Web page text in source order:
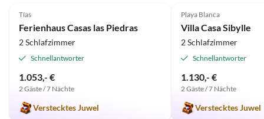
hervorragenden Blick
Meer und die Küste bis
Fuerteventura! Wir
bestimmt gerne wieder!
Kontakt zum Vermieter
freundlich, er war gut erreichbar !
Helga & Ferdy
Tías
Ferienhaus Casas las Piedras
2 Schlafzimmer
Schnellantworter
1.053,- €
2 Gäste / 7 Nächte
Verstecktes Juwel
Playa Blanca
Villa Casa Sibylle
2 Schlafzimmer
Schnellantworter
1.130,- €
2 Gäste / 7 Nächte
Verstecktes Juwel